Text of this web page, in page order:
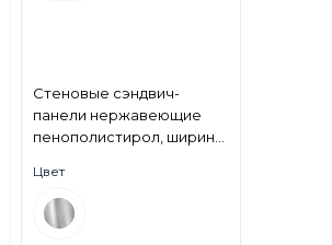
Стеновые сэндвич-
панели нержавеющие
пенополистирол, ширина
0.5/0.5, AISI 430
Цвет